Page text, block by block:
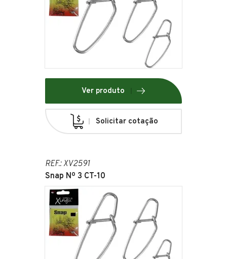
Ver produto
Solicitar cotação
REF.: XV2591
Snap Nº 3 CT-10